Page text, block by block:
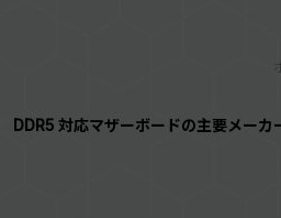
DDR5 対応マザーボードの主要メー